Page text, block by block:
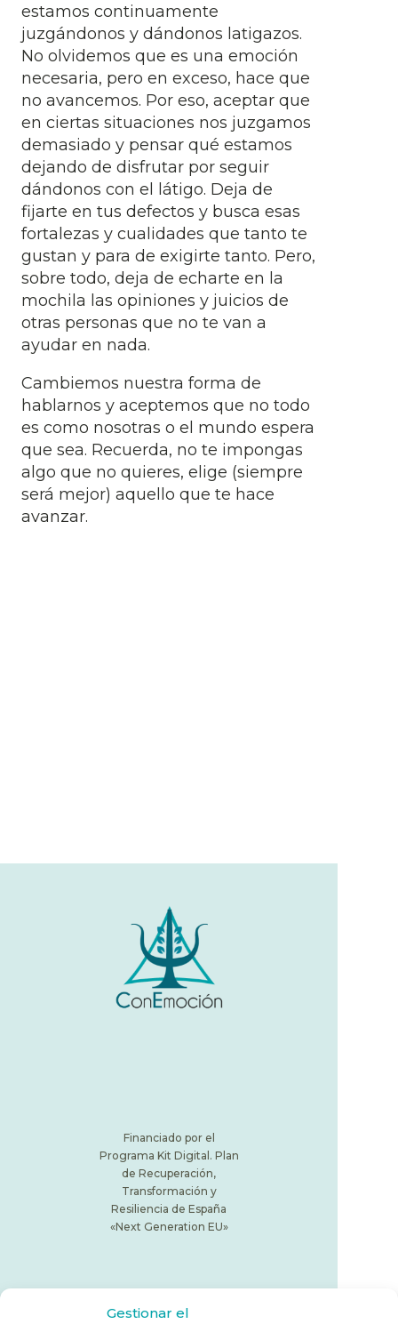
Gestionar el
estamos continuamente
juzgándonos y dándonos latigazos.
No olvidemos que es una emoción
necesaria, pero en exceso, hace que
no avancemos. Por eso, aceptar que
en ciertas situaciones nos juzgamos
demasiado y pensar qué estamos
dejando de disfrutar por seguir
dándonos con el látigo. Deja de
fijarte en tus defectos y busca esas
fortalezas y cualidades que tanto te
gustan y para de exigirte tanto. Pero,
sobre todo, deja de echarte en la
mochila las opiniones y juicios de
otras personas que no te van a
ayudar en nada.
Cambiemos nuestra forma de
hablarnos y aceptemos que no todo
es como nosotras o el mundo espera
que sea. Recuerda, no te impongas
algo que no quieres, elige (siempre
será mejor) aquello que te hace
avanzar.
Financiado por el
Programa Kit Digital. Plan
de Recuperación,
Transformación y
Resiliencia de España
«Next Generation EU»
Inicio